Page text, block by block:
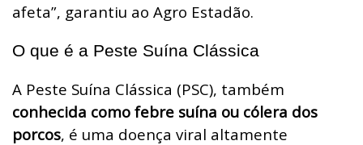
afeta”, garantiu ao Agro Estadão.
O que é a Peste Suína Clássica
A Peste Suína Clássica (PSC), também
conhecida como febre suína ou cólera dos
porcos, é uma doença viral altamente